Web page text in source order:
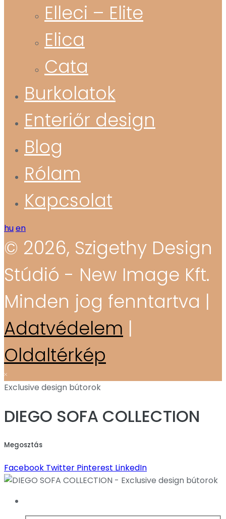
Elleci – Elite
Elica
Cata
Burkolatok
Enteriőr design
Blog
Rólam
Kapcsolat
huen
© 2026, Szigethy Design
Stúdió - New Image Kft.
Minden jog fenntartva |
Adatvédelem |
Oldaltérkép
Exclusive design bútorok
DIEGO SOFA COLLECTION
Megosztás
Facebook Twitter Pinterest LinkedIn